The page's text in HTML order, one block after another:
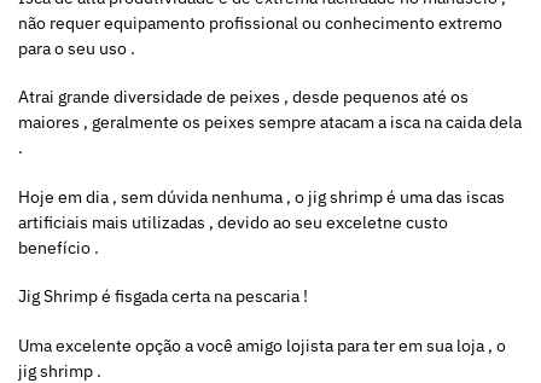
não requer equipamento profissional ou conhecimento extremo
para o seu uso .
Atrai grande diversidade de peixes , desde pequenos até os
maiores , geralmente os peixes sempre atacam a isca na caida dela
.
Hoje em dia , sem dúvida nenhuma , o jig shrimp é uma das iscas
artificiais mais utilizadas , devido ao seu exceletne custo
benefício .
Jig Shrimp é fisgada certa na pescaria !
Uma excelente opção a você amigo lojista para ter em sua loja , o
jig shrimp .